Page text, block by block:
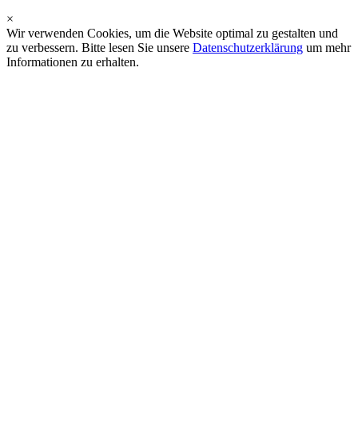
×
Wir verwenden Cookies, um die Website optimal zu gestalten und
zu verbessern. Bitte lesen Sie unsere Datenschutzerklärung um mehr
Informationen zu erhalten.